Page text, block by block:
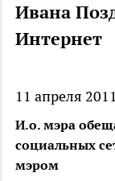
Ивана
Интернет
11 апреля 2011
И.о. мэра
социальных
мэром